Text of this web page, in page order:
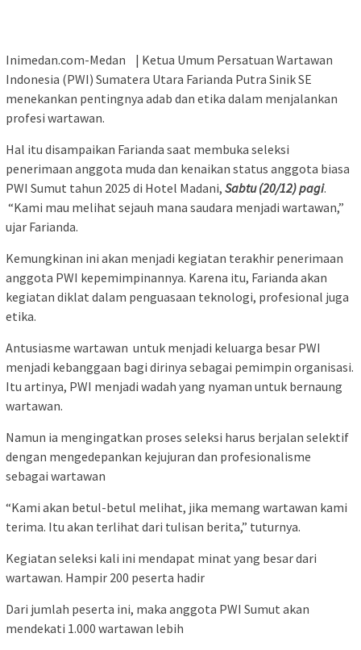
Inimedan.com-Medan | Ketua Umum Persatuan Wartawan
Indonesia (PWI) Sumatera Utara Farianda Putra Sinik SE
menekankan pentingnya adab dan etika dalam menjalankan
profesi wartawan.
Hal itu disampaikan Farianda saat membuka seleksi
penerimaan anggota muda dan kenaikan status anggota biasa
PWI Sumut tahun 2025 di Hotel Madani, Sabtu (20/12) pagi.
“Kami mau melihat sejauh mana saudara menjadi wartawan,”
ujar Farianda.
Kemungkinan ini akan menjadi kegiatan terakhir penerimaan
anggota PWI kepemimpinannya. Karena itu, Farianda akan
kegiatan diklat dalam penguasaan teknologi, profesional juga
etika.
Antusiasme wartawan untuk menjadi keluarga besar PWI
menjadi kebanggaan bagi dirinya sebagai pemimpin organisasi.
Itu artinya, PWI menjadi wadah yang nyaman untuk bernaung
wartawan.
Namun ia mengingatkan proses seleksi harus berjalan selektif
dengan mengedepankan kejujuran dan profesionalisme
sebagai wartawan
“Kami akan betul-betul melihat, jika memang wartawan kami
terima. Itu akan terlihat dari tulisan berita,” tuturnya.
Kegiatan seleksi kali ini mendapat minat yang besar dari
wartawan. Hampir 200 peserta hadir
Dari jumlah peserta ini, maka anggota PWI Sumut akan
mendekati 1.000 wartawan lebih